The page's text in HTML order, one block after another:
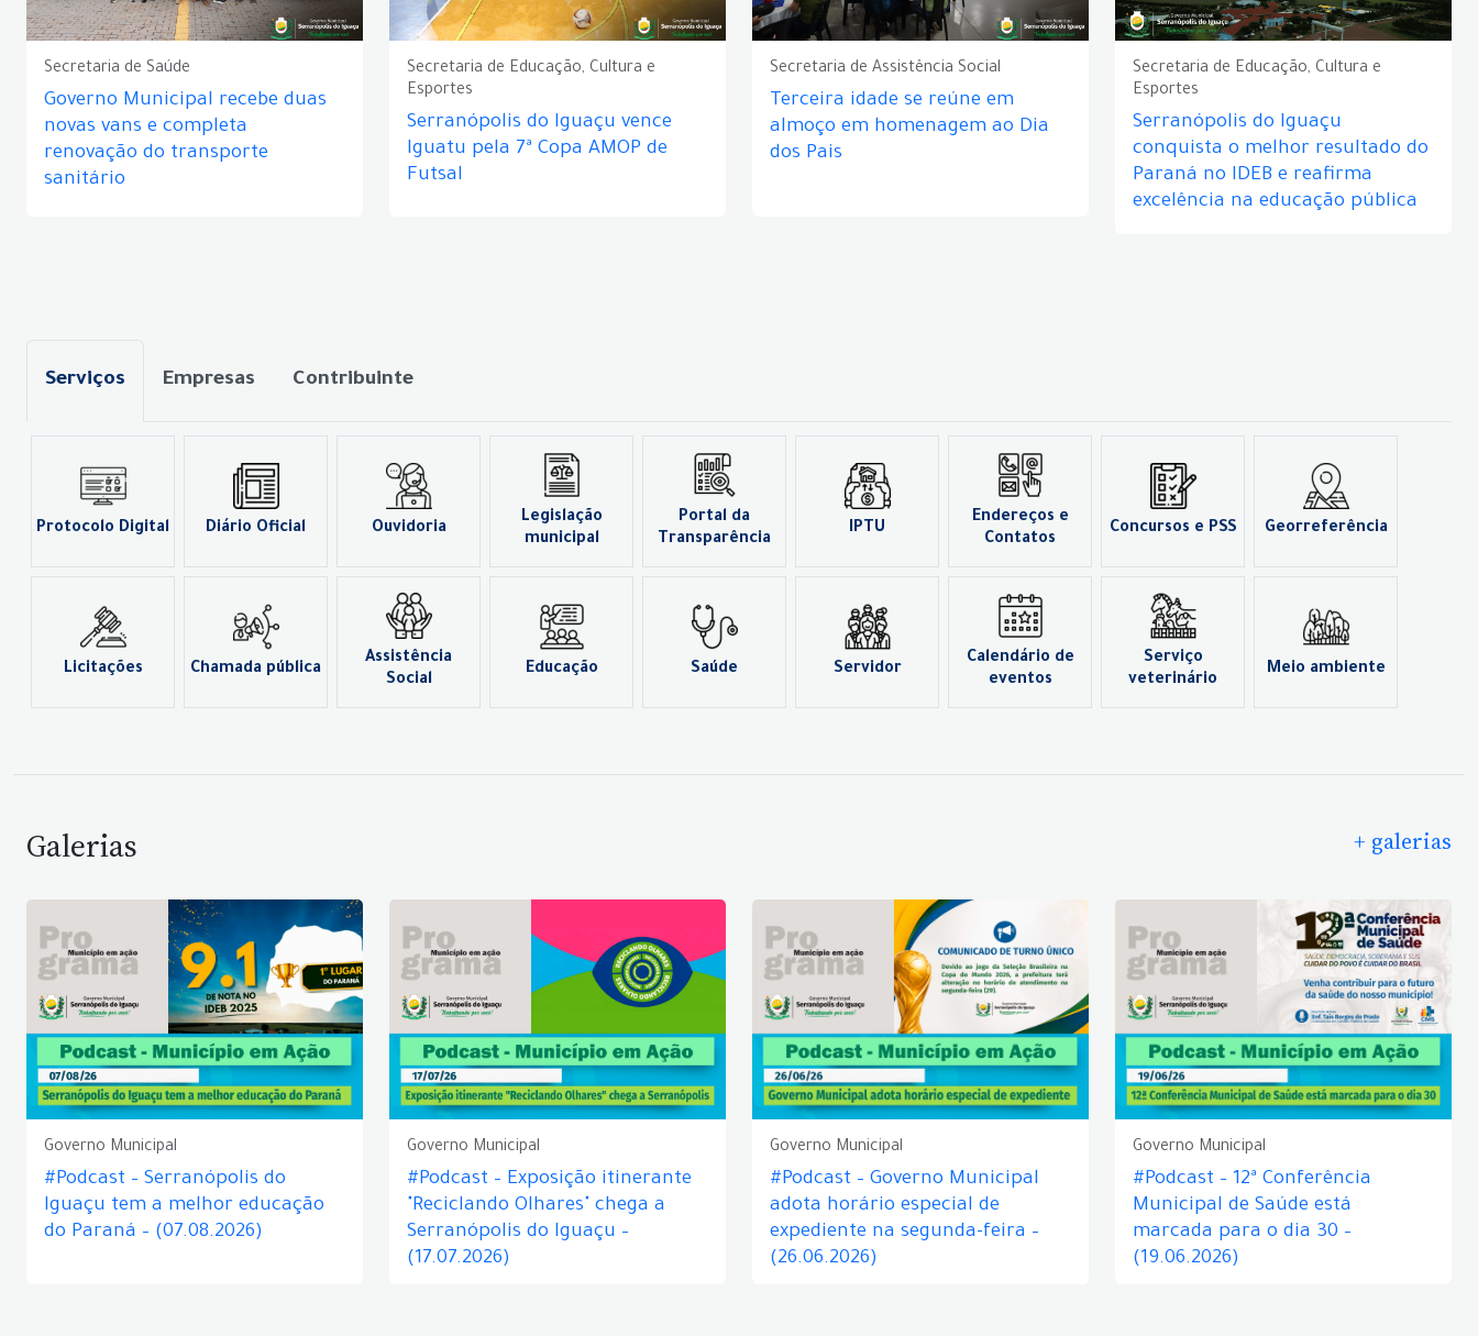
Secretaria de Saúde
Governo Municipal recebe duas
novas vans e completa
renovação do transporte
sanitário
Secretaria de Educação, Cultura e
Esportes
Serranópolis do Iguaçu vence
Iguatu pela 7ª Copa AMOP de
Futsal
Secretaria de Assistência Social
Terceira idade se reúne em
almoço em homenagem ao Dia
dos Pais
Secretaria de Educação, Cultura e
Esportes
Serranópolis do Iguaçu
conquista o melhor resultado do
Paraná no IDEB e reafirma
excelência na educação pública
Serviços Empresas Contribuinte
Protocolo Digital Diário Oficial Ouvidoria
Legislação
municipal
Portal da
Transparência
IPTU
Endereços e
Contatos
Concursos e PSS Georreferência
Licitações Chamada pública
Assistência
Social
Educação Saúde Servidor
Calendário de
eventos
Serviço
veterinário
Meio ambiente
Galerias + galerias
Governo Municipal
#Podcast – Serranópolis do
Iguaçu tem a melhor educação
do Paraná – (07.08.2026)
Governo Municipal
#Podcast – Exposição itinerante
"Reciclando Olhares" chega a
Serranópolis do Iguaçu –
(17.07.2026)
Governo Municipal
#Podcast – Governo Municipal
adota horário especial de
expediente na segunda-feira –
(26.06.2026)
Governo Municipal
#Podcast – 12ª Conferência
Municipal de Saúde está
marcada para o dia 30 –
(19.06.2026)